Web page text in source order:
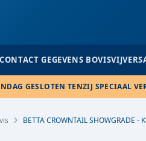
CONTACT GEGEVENS
GESLOTEN TENZIJ SPECIAAL
BETTA CROWNTAIL SHOWGRADE -